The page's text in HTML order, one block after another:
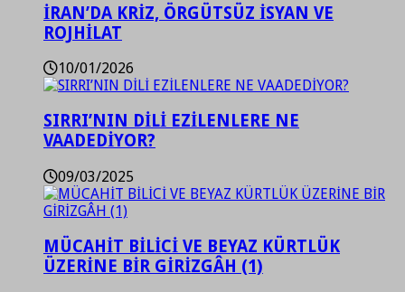
İRAN’DA KRİZ, ÖRGÜTSÜZ İSYAN VE
ROJHİLAT
10/01/2026
SIRRI’NIN DİLİ EZİLENLERE NE
VAADEDİYOR?
09/03/2025
MÜCAHİT BİLİCİ VE BEYAZ KÜRTLÜK
ÜZERİNE BİR GİRİZGÂH (1)